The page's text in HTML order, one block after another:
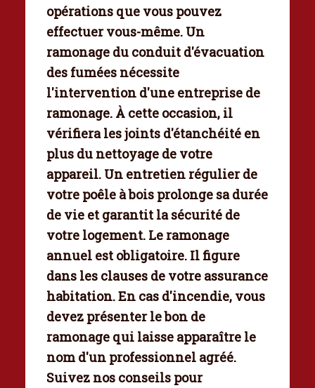
opérations que vous pouvez
effectuer vous-même. Un
ramonage du conduit d'évacuation
des fumées nécessite
l'intervention d'une entreprise de
ramonage. À cette occasion, il
vérifiera les joints d'étanchéité en
plus du nettoyage de votre
appareil. Un entretien régulier de
votre poêle à bois prolonge sa durée
de vie et garantit la sécurité de
votre logement. Le ramonage
annuel est obligatoire. Il figure
dans les clauses de votre assurance
habitation. En cas d'incendie, vous
devez présenter le bon de
ramonage qui laisse apparaître le
nom d'un professionnel agréé.
Suivez nos conseils pour